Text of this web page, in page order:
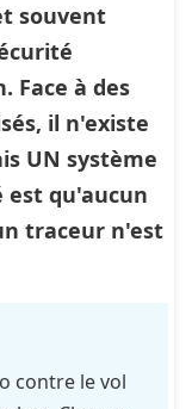
souvent
Face à des
il n'existe
UN système
qu'aucun
traceur n'est
contre le vol